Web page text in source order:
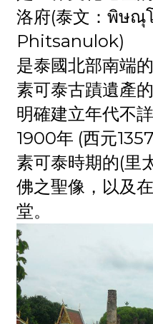
洛府(泰文：พิษณุ
Phitsanulok)
是泰國北部南端
素可泰古蹟遺產
明確建立年代不
1900年 (西元
素可泰時期的(里
佛之聖像，以及
堂。